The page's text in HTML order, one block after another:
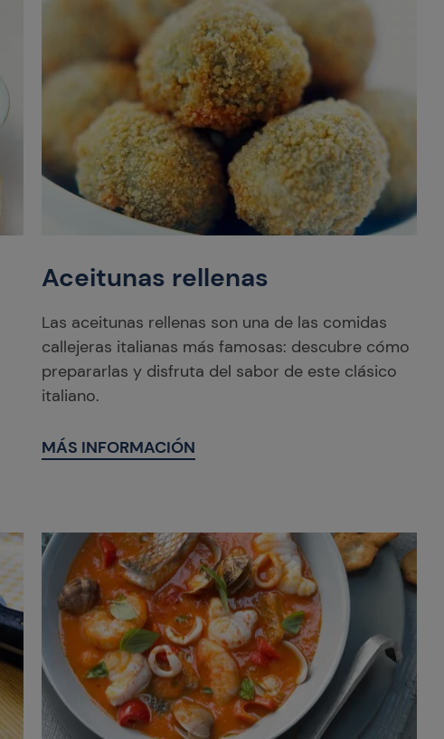
Aceitunas rellenas
Las aceitunas rellenas son una de las comidas
callejeras italianas más famosas: descubre cómo
prepararlas y disfruta del sabor de este clásico
italiano.
MÁS INFORMACIÓN